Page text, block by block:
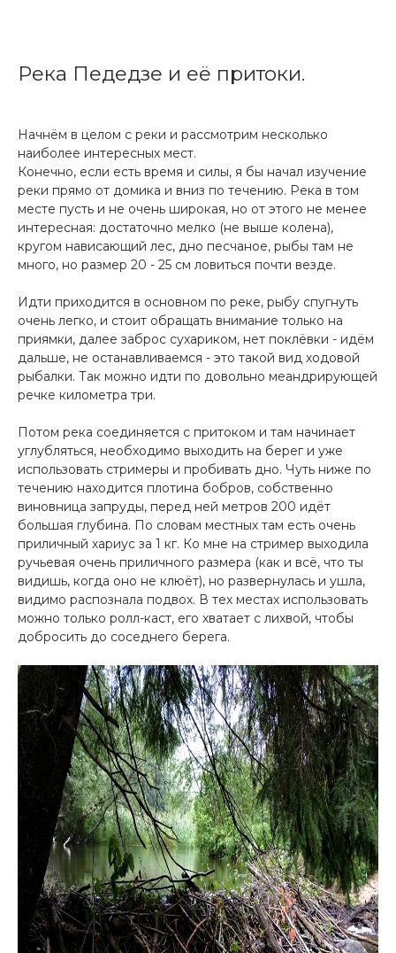
Река Педедзе и её притоки.
Начнём в целом с реки и рассмотрим несколько
наиболее интересных мест.
Конечно, если есть время и силы, я бы начал изучение
реки прямо от домика и вниз по течению. Река в том
месте пусть и не очень широкая, но от этого не менее
интересная: достаточно мелко (не выше колена),
кругом нависающий лес, дно песчаное, рыбы там не
много, но размер 20 - 25 см ловиться почти везде.
Идти приходится в основном по реке, рыбу спугнуть
очень легко, и стоит обращать внимание только на
приямки, далее заброс сухариком, нет поклёвки - идём
дальше, не останавливаемся - это такой вид ходовой
рыбалки. Так можно идти по довольно меандрирующей
речке километра три.
Потом река соединяется с притоком и там начинает
углубляться, необходимо выходить на берег и уже
использовать стримеры и пробивать дно. Чуть ниже по
течению находится плотина бобров, собственно
виновница запруды, перед ней метров 200 идёт
большая глубина. По словам местных там есть очень
приличный хариус за 1 кг. Ко мне на стример выходила
ручьевая очень приличного размера (как и всё, что ты
видишь, когда оно не клюёт), но развернулась и ушла,
видимо распознала подвох. В тех местах использовать
можно только ролл-каст, его хватает с лихвой, чтобы
добросить до соседнего берега.